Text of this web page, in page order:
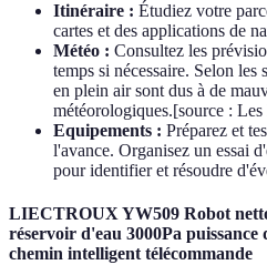
Itinéraire : Étudiez votre
cartes et des applications de
Météo : Consultez les
temps si nécessaire. Selon les
en plein air sont dus à de
météorologiques.[source :
Equipements : Préparez et
l'avance. Organisez un essai
pour identifier et résoudre
LIECTROUX YW509 Robot
réservoir d'eau 3000Pa
chemin intelligent télécommande